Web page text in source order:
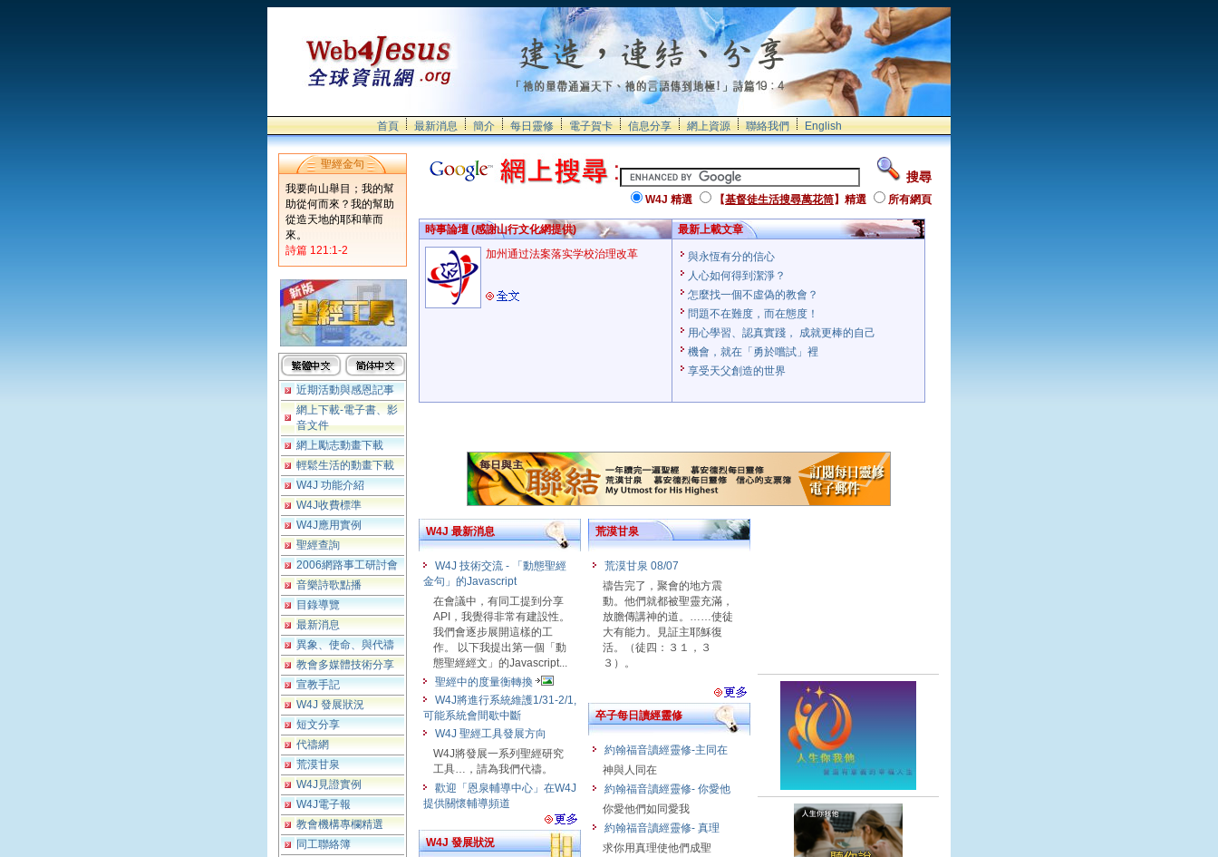
首頁 最新消息 簡介 每日靈修 電子賀卡 信息分享 網上資源 聯絡我們 English
聖經金句
我要向山舉目；我的幫
助從何而來？我的幫助
從造天地的耶和華而
來。
詩篇 121:1-2
近期活動與感恩記事
網上下載-電子書、影
音文件
網上勵志動畫下載
輕鬆生活的動畫下載
W4J 功能介紹
W4J收費標準
W4J應用實例
聖經查詢
2006網路事工研討會
音樂詩歌點播
目錄導覽
最新消息
異象、使命、與代禱
教會多媒體技術分享
宣教手記
W4J 發展狀況
短文分享
代禱網
荒漠甘泉
W4J見證實例
W4J電子報
教會機構專欄精選
同工聯絡簿
搜尋
W4J 精選 【基督徒生活搜尋萬花筒】精選 所有網頁
時事論壇 (感謝山行文化網提供)
最新上載文章
加州通过法案落实学校治理改革
與永恆有分的信心
人心如何得到潔淨？
怎麼找一個不虛偽的教會？
問題不在難度，而在態度！
用心學習、認真實踐， 成就更棒的自己
機會，就在「勇於嚐試」裡
享受天父創造的世界
W4J 最新消息
W4J 技術交流 - 「動態聖經
金句」的Javascript
在會議中，有同工提到分享
API，我覺得非常有建設性。
我們會逐步展開這樣的工
作。 以下我提出第一個「動
態聖經經文」的Javascript...
聖經中的度量衡轉換
W4J將進行系統維護1/31-2/1,
可能系統會間歇中斷
W4J 聖經工具發展方向
W4J將發展一系列聖經研究
工具…，請為我們代禱。
歡迎「恩泉輔導中心」在W4J
提供關懷輔導頻道
W4J 發展狀況
荒漠甘泉
荒漠甘泉 08/07
禱告完了，聚會的地方震
動。他們就都被聖靈充滿，
放膽傳講神的道。……使徒
大有能力。見証主耶穌復
活。（徒四：３１，３
３）。
卒子每日讀經靈修
約翰福音讀經靈修-主同在
神與人同在
約翰福音讀經靈修- 你愛他
你愛他們如同愛我
約翰福音讀經靈修- 真理
求你用真理使他們成聖